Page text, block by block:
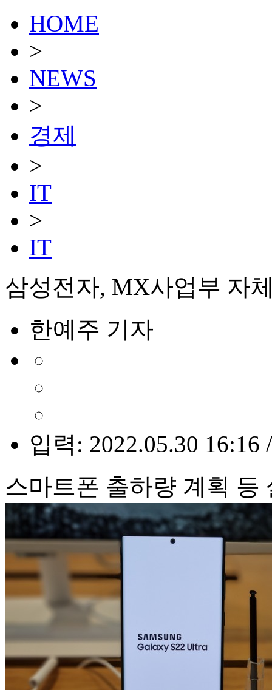
HOME
>
NEWS
>
경제
>
IT
>
IT
삼성전자, MX사업부 자
한예주 기자
입력: 2022.05.30 16:16
스마트폰 출하량 계획